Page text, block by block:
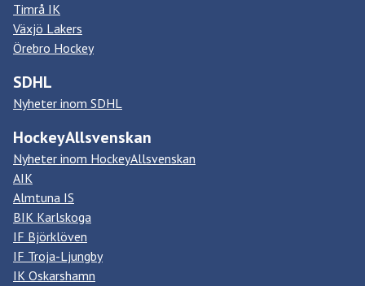
Timrå IK
Växjö Lakers
Örebro Hockey
SDHL
Nyheter inom SDHL
HockeyAllsvenskan
Nyheter inom HockeyAllsvenskan
AIK
Almtuna IS
BIK Karlskoga
IF Björklöven
IF Troja-Ljungby
IK Oskarshamn